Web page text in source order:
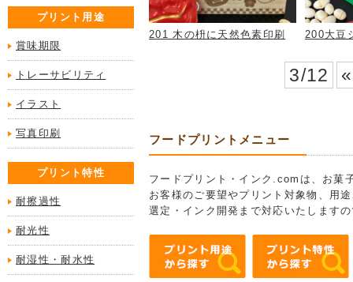
プリント用途
賞味期限
トレーサビリティ
イラスト
写真印刷
プリント特性
耐擦過性
耐光性
耐湿性・耐水性
201 木の枡に天然色素印刷 200大豆
3/12 «
フードプリントメニュー
フードプリント・インク.comは、お菓
お客様のご要望やプリント対象物、用
選定・インク開発まで対応いたします